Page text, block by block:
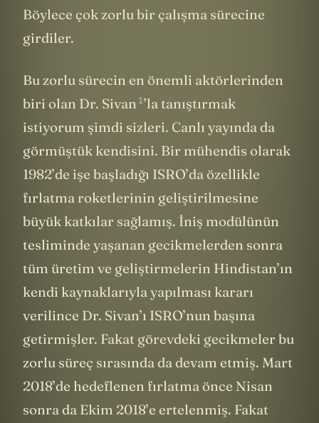
Böylece çok zorlu bir çalışma sürecine
girdiler.
Bu zorlu sürecin en önemli aktörlerinden
biri olan Dr. Sivan 1’la tanıştırmak
istiyorum şimdi sizleri. Canlı yayında da
görmüştük kendisini. Bir mühendis olarak
1982’de işe başladığı ISRO’da özellikle
fırlatma roketlerinin geliştirilmesine
büyük katkılar sağlamış. İniş modülünün
tesliminde yaşanan gecikmelerden sonra
tüm üretim ve geliştirmelerin Hindistan’ın
kendi kaynaklarıyla yapılması kararı
verilince Dr. Sivan’ı ISRO’nun başına
getirmişler. Fakat görevdeki gecikmeler bu
zorlu süreç sırasında da devam etmiş. Mart
2018’de hedeflenen fırlatma önce Nisan
sonra da Ekim 2018’e ertelenmiş. Fakat